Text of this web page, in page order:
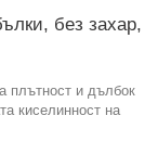
без захар,
плътност и дълбок
киселинност на